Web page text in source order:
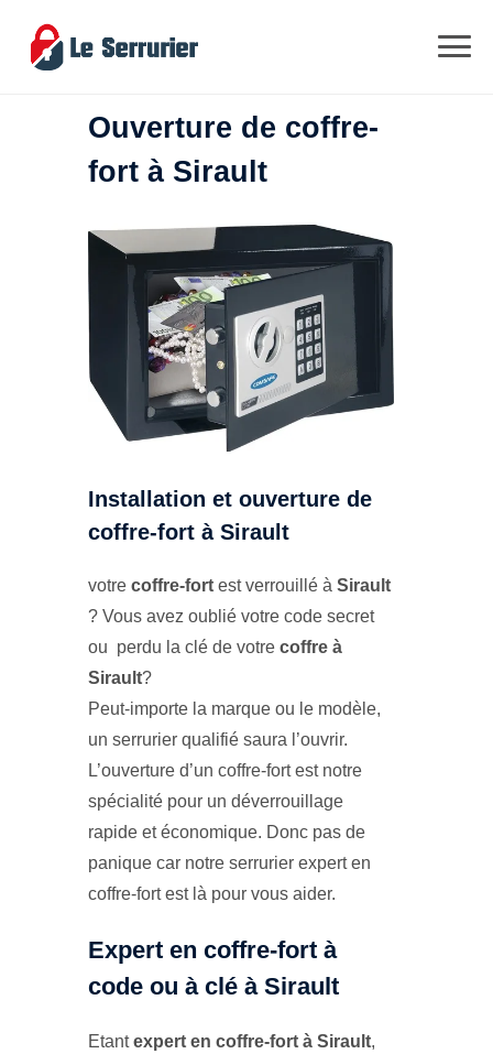
Ouverture de coffre-
fort à Sirault
Installation et ouverture de
coffre-fort à Sirault
votre coffre-fort est verrouillé à Sirault
? Vous avez oublié votre code secret
ou perdu la clé de votre coffre à
Sirault?
Peut-importe la marque ou le modèle,
un serrurier qualifié saura l’ouvrir.
L’ouverture d’un coffre-fort est notre
spécialité pour un déverrouillage
rapide et économique. Donc pas de
panique car notre serrurier expert en
coffre-fort est là pour vous aider.
Expert en coffre-fort à
code ou à clé à Sirault
Etantexpert en coffre-fort à Sirault,